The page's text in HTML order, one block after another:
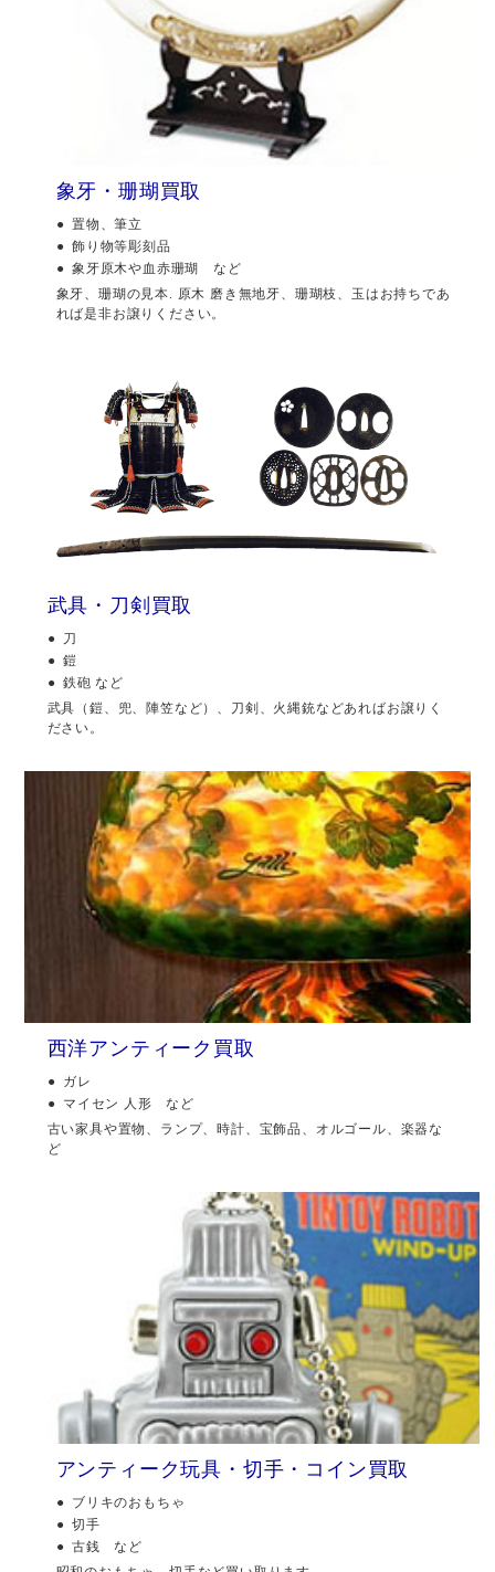
象牙・珊瑚買取
置物、筆立
飾り物等彫刻品
象牙原木や血赤珊瑚 など
象牙、珊瑚の見本. 原木 磨き無地牙、珊瑚枝、玉はお持ちであ
れば是非お譲りください。
武具・刀剣買取
刀
鎧
鉄砲 など
武具（鎧、兜、陣笠など）、刀剣、火縄銃などあればお譲りく
ださい。
西洋アンティーク買取
ガレ
マイセン 人形 など
古い家具や置物、ランプ、時計、宝飾品、オルゴール、楽器な
ど
アンティーク玩具・切手・コイン買取
ブリキのおもちゃ
切手
古銭 など